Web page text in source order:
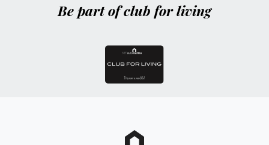
Be part of club for living